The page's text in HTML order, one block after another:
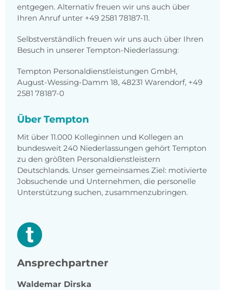
entgegen. Alternativ freuen wir uns auch über
Ihren Anruf unter +49 2581 78187-11.
Selbstverständlich freuen wir uns auch über Ihren
Besuch in unserer Tempton-Niederlassung:
Tempton Personaldienstleistungen GmbH,
August-Wessing-Damm 18, 48231 Warendorf, +49
2581 78187-0
Über Tempton
Mit über 11.000 Kolleginnen und Kollegen an
bundesweit 240 Niederlassungen gehört Tempton
zu den größten Personaldienstleistern
Deutschlands. Unser gemeinsames Ziel: motivierte
Jobsuchende und Unternehmen, die personelle
Unterstützung suchen, zusammenzubringen.
Ansprechpartner
Waldemar Dirska